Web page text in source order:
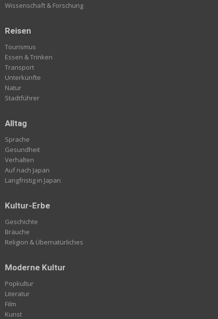
Wissenschaft & Forschung
Reisen
Tourismus
Essen & Trinken
Transport
Unterkünfte
Natur
Stadtführer
Alltag
Sprache
Gesundheit
Verhalten
Auf nach Japan
Langfristig in Japan
Kultur-Erbe
Geschichte
Bräuche
Religion & Übernatürliches
Moderne Kultur
Popkultur
Literatur
Film
Kunst